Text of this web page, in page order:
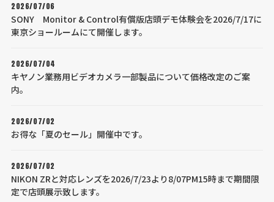
2026/07/06
SONY Monitor & Control有償版店頭デモ体験会を2026/7/17に
東京ショールームにて開催します。
2026/07/04
キヤノン業務用ビデオカメラ一部製品について価格改定のご案
内。
2026/07/02
お得な「夏のセール」開催中です。
2026/07/02
NIKON ZRと対応レンズを2026/7/23より8/07PM15時まで期間限
定で店頭展示致します。